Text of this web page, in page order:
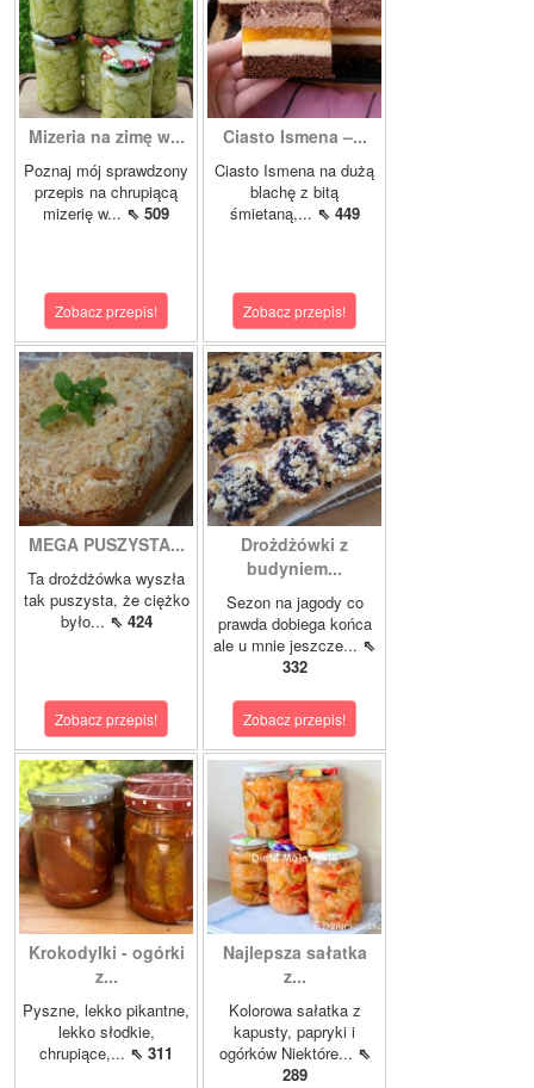
Mizeria na zimę w...
Poznaj mój sprawdzony
przepis na chrupiącą
mizerię w... ⇖ 509
Zobacz przepis!
Ciasto Ismena –...
Ciasto Ismena na dużą
blachę z bitą
śmietaną,... ⇖ 449
Zobacz przepis!
MEGA PUSZYSTA...
Ta drożdżówka wyszła
tak puszysta, że ciężko
było... ⇖ 424
Zobacz przepis!
Drożdżówki z
budyniem...
Sezon na jagody co
prawda dobiega końca
ale u mnie jeszcze... ⇖
332
Zobacz przepis!
Krokodylki - ogórki
z...
Pyszne, lekko pikantne,
lekko słodkie,
chrupiące,... ⇖ 311
Najlepsza sałatka
z...
Kolorowa sałatka z
kapusty, papryki i
ogórków Niektóre... ⇖
289